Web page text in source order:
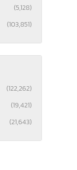
(5,128)
(103,851)
(122,262)
(19,421)
(21,643)